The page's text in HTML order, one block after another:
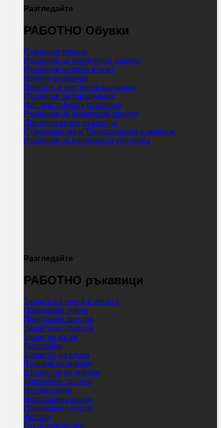
Разгледайте
РАБОТНО Обувки
Ръкавици топени
Ръкавици за механична защита
Ръкавици от кожа и плат
Кожени ръкавици
Плетени и текстилни ръкавици
Ръкавици за заваряване
Маслоустойчиви ръкавици
Ръкавици за химическа защита
Противосрезни ръкавици
Студозащитни и Топлозащитни ръкавици
Ръкавици за еднократна употреба
Разгледайте
РАБОТНО ръкавици
Защита на очите и лицето
Предпазни очила
Предпазни щитове
Защита на главата
Защитни каски
Аксесоари
Защитна на слуха
Външни антифони
Вътрешни антифони
Дихателна защита
Респиратори
Целолицеви маски
Полулицеви маски
Филтри
Газ анализатори